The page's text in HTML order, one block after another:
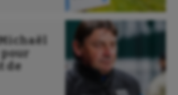
pour
de